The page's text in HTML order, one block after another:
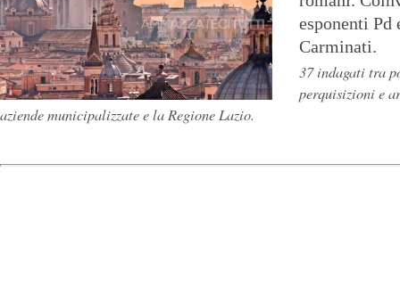
esponenti Pd
Carminati.
37 indagati tra
perquisizioni e
aziende municipalizzate e la Regione Lazio.